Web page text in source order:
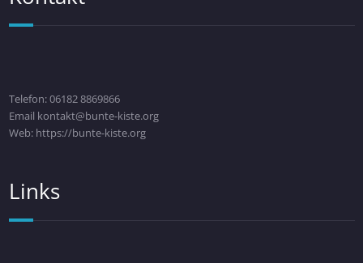
Telefon: 06182 8869866
Email kontakt@bunte-kiste.org
Web: https://bunte-kiste.org
Links